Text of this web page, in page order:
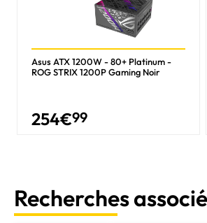
Asus ATX 1200W - 80+ Platinum -
ROG STRIX 1200P Gaming Noir
254€99
Recherches